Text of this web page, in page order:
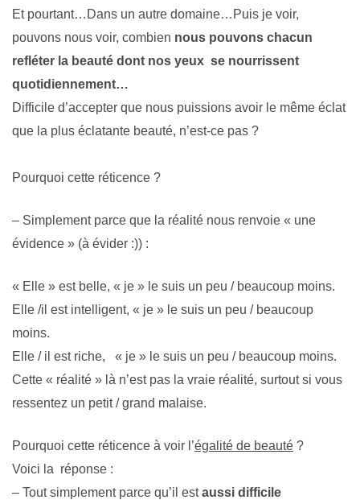
Et pourtant…Dans un autre domaine…Puis je voir,
pouvons nous voir, combien nous pouvons chacun
refléter la beauté dont nos yeux se nourrissent
quotidiennement…
Difficile d’accepter que nous puissions avoir le même éclat
que la plus éclatante beauté, n’est-ce pas ?
Pourquoi cette réticence ?
– Simplement parce que la réalité nous renvoie « une
évidence » (à évider :)) :
« Elle » est belle, « je » le suis un peu / beaucoup moins.
Elle /il est intelligent, « je » le suis un peu / beaucoup
moins.
Elle / il est riche, « je » le suis un peu / beaucoup moins.
Cette « réalité » là n’est pas la vraie réalité, surtout si vous
ressentez un petit / grand malaise.
Pourquoi cette réticence à voir l’égalité de beauté ?
Voici la réponse :
– Tout simplement parce qu’il estaussi difficile